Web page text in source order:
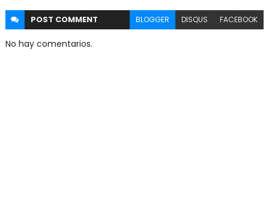
POST COMMENT BLOGGER DISQUS FACEBOOK
No hay comentarios.